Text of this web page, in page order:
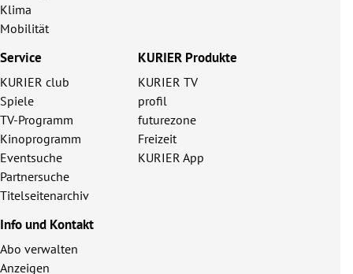
Klima
Mobilität
Service
KURIER club
Spiele
TV-Programm
Kinoprogramm
Eventsuche
Partnersuche
Titelseitenarchiv
KURIER Produkte
KURIER TV
profil
futurezone
Freizeit
KURIER App
Info und Kontakt
Abo verwalten
Anzeigen